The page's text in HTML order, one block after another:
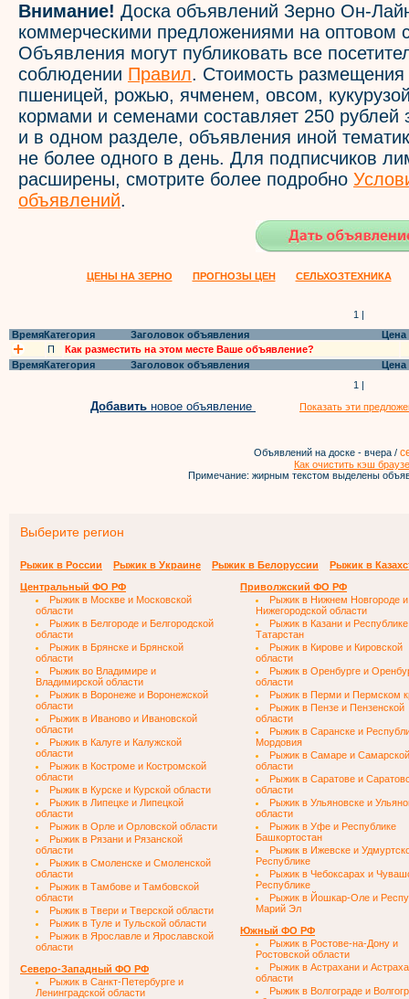
Внимание! Доска объявлений Зерно Он-
коммерческими предложениями на оптовом
Объявления могут публиковать все
соблюдении Правил. Стоимость
пшеницей, рожью, ячменем, овсом,
кормами и семенами составляет 250 рублей
и в одном разделе, объявления иной
не более одного в день. Для подписчиков
расширены, смотрите более подробно
объявлений.
ЦЕНЫ НА ЗЕРНО ПРОГНОЗЫ ЦЕН СЕЛЬХОЗТЕХНИКА
1 |
ВремяКатегория Заголовок объявления
Цена
П
Как разместить на этом месте Ваше объявление?
ВремяКатегория Заголовок объявления
Цена
1 |
Добавить новое объявление Показать эти
Объявлений на доске - вчера /
Как очистить кэш
Примечание: жирным текстом выделены
Выберите регион
Рыжик в России Рыжик в Украине Рыжик в Белоруссии
Рыжик в
Центральный ФО РФ
Рыжик в Москве и Московской
области
Рыжик в Белгороде и Белгородской
области
Рыжик в Брянске и Брянской
области
Рыжик во Владимире и
Владимирской области
Рыжик в Воронеже и Воронежской
области
Рыжик в Иваново и Ивановской
области
Рыжик в Калуге и Калужской
области
Рыжик в Костроме и Костромской
области
Рыжик в Курске и Курской области
Рыжик в Липецке и Липецкой
области
Рыжик в Орле и Орловской области
Рыжик в Рязани и Рязанской
области
Рыжик в Смоленске и Смоленской
области
Рыжик в Тамбове и Тамбовской
области
Рыжик в Твери и Тверской области
Рыжик в Туле и Тульской области
Рыжик в Ярославле и Ярославской
области
Северо-Западный ФО РФ
Рыжик в Санкт-Петербурге и
Ленинградской области
Приволжский ФО РФ
Рыжик в Нижнем Новгороде и
Нижегородской области
Рыжик в Казани и Республике
Татарстан
Рыжик в Кирове и Кировской
области
Рыжик в Оренбурге и
области
Рыжик в Перми и Пермском
Рыжик в Пензе и Пензенской
области
Рыжик в Саранске и
Мордовия
Рыжик в Самаре и Самарской
области
Рыжик в Саратове и
области
Рыжик в Ульяновске и
области
Рыжик в Уфе и Республике
Башкортостан
Рыжик в Ижевске и
Республике
Рыжик в Чебоксарах и
Республике
Рыжик в Йошкар-Оле и
Марий Эл
Южный ФО РФ
Рыжик в Ростове-на-Дону и
Ростовской области
Рыжик в Астрахани и
области
Рыжик в Волгограде и